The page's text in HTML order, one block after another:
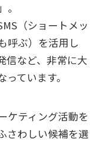
（ショートメッ
呼ぶ）を活用し
信など、非常に大
ています。
ケティング活動を
さわしい候補を選